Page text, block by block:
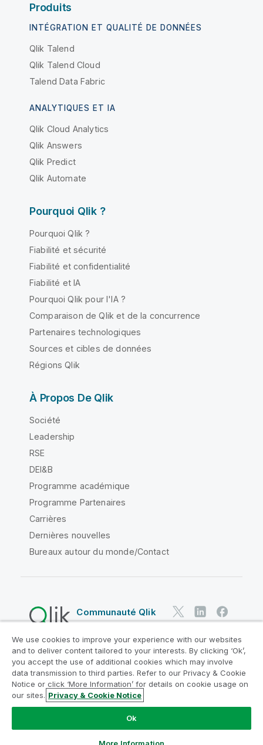
Produits
INTÉGRATION ET QUALITÉ DE DONNÉES
Qlik Talend
Qlik Talend Cloud
Talend Data Fabric
ANALYTIQUES ET IA
Qlik Cloud Analytics
Qlik Answers
Qlik Predict
Qlik Automate
Pourquoi Qlik ?
Pourquoi Qlik ?
Fiabilité et sécurité
Fiabilité et confidentialité
Fiabilité et IA
Pourquoi Qlik pour l'IA ?
Comparaison de Qlik et de la concurrence
Partenaires technologiques
Sources et cibles de données
Régions Qlik
À Propos De Qlik
Société
Leadership
RSE
DEI&B
Programme académique
Programme Partenaires
Carrières
Dernières nouvelles
Bureaux autour du monde/Contact
Communauté Qlik
Contrats juridiques
Conditions d'utilisation des produits
Legal Policies
Conditions légales
Conditions d'utilisation
Marques
Do Not Share My Info
Copyright © 1993-2026 QlikTech International AB. Tous
We use cookies to improve your experience with our websites
and to deliver content tailored to your interests. By clicking ‘Ok’,
you accept the use of additional cookies which may involve
data transmission to third parties. Refer to our Privacy & Cookie
Notice or click ‘More Information’ for details on cookie usage on
our sites. Privacy & Cookie Notice
Ok